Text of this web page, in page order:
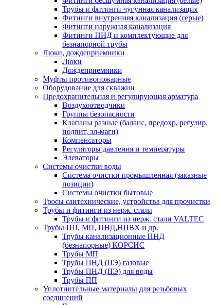
Трубы и фитинги чугунная канализация
Фитинги внутренняя канализация (серые)
Фитинги наружная канализация
Фитинги ПНД и комплектующие для
безнапорной трубы
Люки, дождеприемники
Люки
Дождеприемники
Муфты противопожарные
Оборудование для скважин
Предохранительная и регулирующая арматура
Воздухоотводчики
Группы безопасности
Клапаны разные (баланс, предохр, регулир,
подпит, эл-магн)
Компенсаторы
Регуляторы давления и температуры
Элеваторы
Системы очистки воды
Система очистки промышленная (заказные
позиции)
Системы очистки бытовые
Тросы сантехнические, устройства для прочистки
Трубы и фитинги из нерж. стали
Трубы и фитинги из нерж. стали VALTEC
Трубы ПП, МП, ПНД,НПВХ и др.
Трубы канализационные ПНД
(безнапорные) КОРСИС
Трубы МП
Трубы ПНД (ПЭ) газовые
Трубы ПНД (ПЭ) для воды
Трубы ПП
Уплотнительные материалы для резьбовых
соединений